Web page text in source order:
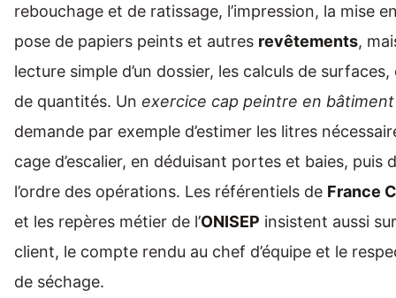
rebouchage et de ratissage, l’impression, la mise
pose de papiers peints et autres revêtements,
lecture simple d’un dossier, les calculs de
de quantités. Un exercice cap peintre en bâtiment
demande par exemple d’estimer les litres
cage d’escalier, en déduisant portes et baies, puis
l’ordre des opérations. Les référentiels de France
et les repères métier de l’ONISEP insistent aussi
client, le compte rendu au chef d’équipe et le
de séchage.